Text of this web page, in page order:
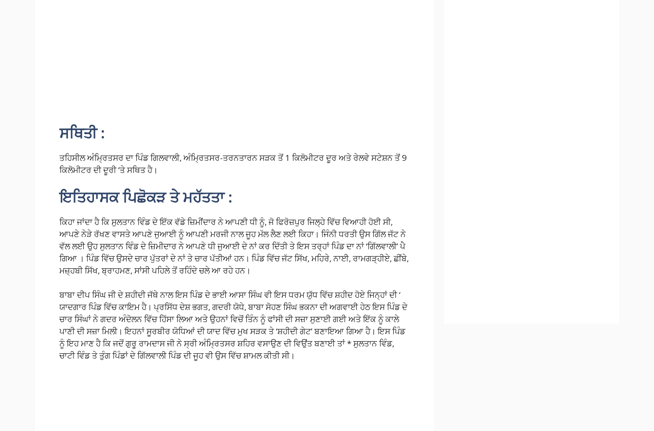
ਸਥਿਤੀ :
ਤਹਿਸੀਲ ਅੰਮ੍ਰਿਤਸਰ ਦਾ ਪਿੰਡ ਗਿਲਵਾਲੀ, ਅੰਮ੍ਰਿਤਸਰ-ਤਰਨਤਾਰਨ ਸੜਕ ਤੋਂ 1 ਕਿਲੋਮੀਟਰ ਦੂਰ ਅਤੇ ਰੇਲਵੇ ਸਟੇਸ਼ਨ ਤੋਂ 9
ਕਿਲੋਮੀਟਰ ਦੀ ਦੂਰੀ ‘ਤੇ ਸਥਿਤ ਹੈ।
ਇਤਿਹਾਸਕ ਪਿਛੋਕੜ ਤੇ ਮਹੱਤਤਾ :
ਕਿਹਾ ਜਾਂਦਾ ਹੈ ਕਿ ਸੁਲਤਾਨ ਵਿੰਡ ਦੇ ਇੱਕ ਵੱਡੇ ਜ਼ਿਮੀਂਦਾਰ ਨੇ ਆਪਣੀ ਧੀ ਨੂੰ, ਜੋ ਫਿਰੋਜ਼ਪੁਰ ਜਿਲ੍ਹੇ ਵਿੱਚ ਵਿਆਹੀ ਹੋਈ ਸੀ,
ਆਪਣੇ ਨੇੜੇ ਰੱਖਣ ਵਾਸਤੇ ਆਪਣੇ ਜੁਆਈ ਨੂੰ ਆਪਣੀ ਮਰਜੀ ਨਾਲ ਜੂਹ ਮੱਲ ਲੈਣ ਲਈ ਕਿਹਾ। ਜਿੰਨੀ ਧਰਤੀ ਉਸ ਗਿੱਲ ਜੱਟ ਨੇ
ਵੱਲ ਲਈ ਉਹ ਸੁਲਤਾਨ ਵਿੰਡ ਦੇ ਜ਼ਿਮੀਦਾਰ ਨੇ ਆਪਣੇ ਧੀ ਜੁਆਈ ਦੇ ਨਾਂ ਕਰ ਦਿੱਤੀ ਤੇ ਇਸ ਤਰ੍ਹਾਂ ਪਿੰਡ ਦਾ ਨਾਂ ‘ਗਿੱਲਵਾਲੀ’ ਪੈ
ਗਿਆ । ਪਿੰਡ ਵਿੱਚ ਉਸਦੇ ਚਾਰ ਪੁੱਤਰਾਂ ਦੇ ਨਾਂ ਤੇ ਚਾਰ ਪੱਤੀਆਂ ਹਨ। ਪਿੰਡ ਵਿੱਚ ਜੱਟ ਸਿੱਖ, ਮਹਿਰੇ, ਨਾਈ, ਰਾਮਗੜ੍ਹੀਏ, ਛੀਂਬੇ,
ਮਜ਼੍ਹਬੀ ਸਿੱਖ, ਬ੍ਰਾਹਮਣ, ਸਾਂਸੀ ਪਹਿਲੇ ਤੋਂ ਰਹਿੰਦੇ ਚਲੇ ਆ ਰਹੇ ਹਨ।
ਬਾਬਾ ਦੀਪ ਸਿੰਘ ਜੀ ਦੇ ਸ਼ਹੀਦੀ ਜੱਥੇ ਨਾਲ ਇਸ ਪਿੰਡ ਦੇ ਭਾਈ ਆਸਾ ਸਿੰਘ ਵੀ ਇਸ ਧਰਮ ਯੁੱਧ ਵਿੱਚ ਸ਼ਹੀਦ ਹੋਏ ਜਿਨ੍ਹਾਂ ਦੀ ‘
ਯਾਦਗਾਰ ਪਿੰਡ ਵਿੱਚ ਕਾਇਮ ਹੈ। ਪ੍ਰਸਿੱਧ ਦੇਸ਼ ਭਗਤ, ਗਦਰੀ ਯੋਧੇ, ਬਾਬਾ ਸੋਹਣ ਸਿੰਘ ਭਕਨਾ ਦੀ ਅਗਵਾਈ ਹੇਠ ਇਸ ਪਿੰਡ ਦੇ
ਚਾਰ ਸਿੰਘਾਂ ਨੇ ਗਦਰ ਅੰਦੋਲਨ ਵਿੱਚ ਹਿੱਸਾ ਲਿਆ ਅਤੇ ਉਹਨਾਂ ਵਿਚੋਂ ਤਿੰਨ ਨੂੰ ਫਾਂਸੀ ਦੀ ਸਜ਼ਾ ਸੁਣਾਈ ਗਈ ਅਤੇ ਇੱਕ ਨੂੰ ਕਾਲੇ
ਪਾਣੀ ਦੀ ਸਜ਼ਾ ਮਿਲੀ। ਇਹਨਾਂ ਸੂਰਬੀਰ ਯੋਧਿਆਂ ਦੀ ਯਾਦ ਵਿੱਚ ਮੁਖ ਸੜਕ ਤੇ ‘ਸ਼ਹੀਦੀ ਗੇਟ’ ਬਣਾਇਆ ਗਿਆ ਹੈ। ਇਸ ਪਿੰਡ
ਨੂੰ ਇਹ ਮਾਣ ਹੈ ਕਿ ਜਦੋਂ ਗੁਰੂ ਰਾਮਦਾਸ ਜੀ ਨੇ ਸ੍ਰੀ ਅੰਮ੍ਰਿਤਸਰ ਸ਼ਹਿਰ ਵਸਾਉਣ ਦੀ ਵਿਉਂਤ ਬਣਾਈ ਤਾਂ * ਸੁਲਤਾਨ ਵਿੰਡ,
ਚਾਟੀ ਵਿੰਡ ਤੇ ਤੁੰਗ ਪਿੰਡਾਂ ਦੇ ਗਿੱਲਵਾਲੀ ਪਿੰਡ ਦੀ ਜੂਹ ਵੀ ਉਸ ਵਿੱਚ ਸ਼ਾਮਲ ਕੀਤੀ ਸੀ।